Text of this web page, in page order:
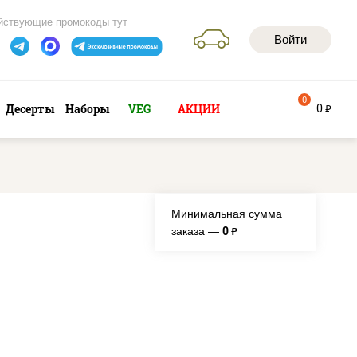
Войти
промокоды тут
Десерты Наборы VEG АКЦИИ 0 руб
0
Минимальная сумма
заказа — 0 руб.